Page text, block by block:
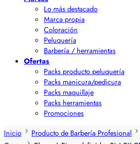
Lo más destacado
Marca propia
Coloración
Peluquería
Barbería / herramientas
Ofertas
Packs producto peluquería
Packs manicura/pedicura
Packs maquillaje
Packs herramientas
Promociones
Inicio
Producto de Barbería Profesional